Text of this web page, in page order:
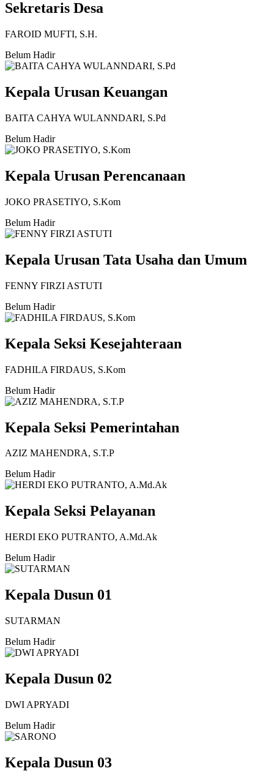
Sekretaris Desa
FAROID MUFTI, S.H.
Belum Hadir
Kepala Urusan Keuangan
BAITA CAHYA WULANNDARI, S.Pd
Belum Hadir
Kepala Urusan Perencanaan
JOKO PRASETIYO, S.Kom
Belum Hadir
Kepala Urusan Tata Usaha dan Umum
FENNY FIRZI ASTUTI
Belum Hadir
Kepala Seksi Kesejahteraan
FADHILA FIRDAUS, S.Kom
Belum Hadir
Kepala Seksi Pemerintahan
AZIZ MAHENDRA, S.T.P
Belum Hadir
Kepala Seksi Pelayanan
HERDI EKO PUTRANTO, A.Md.Ak
Belum Hadir
Kepala Dusun 01
SUTARMAN
Belum Hadir
Kepala Dusun 02
DWI APRYADI
Belum Hadir
Kepala Dusun 03